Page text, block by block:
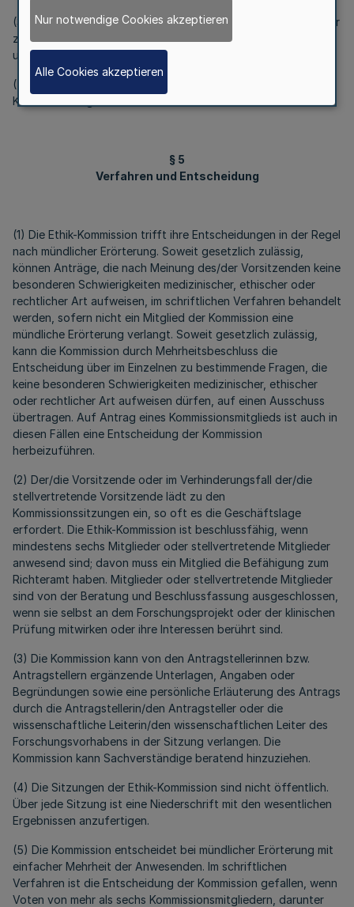
(3) Anträge können, soweit gesetzlich zulässig, geändert oder
zurückgenommen werden. Gesetzliche Vorgaben bleiben
unberührt.
(4) Das Nähere kann eine Geschäftsordnung der Ethik-
Kommission regeln.
§ 5
Verfahren und Entscheidung
(1) Die Ethik-Kommission trifft ihre Entscheidungen in der Regel
nach mündlicher Erörterung. Soweit gesetzlich zulässig,
können Anträge, die nach Meinung des/der Vorsitzenden keine
besonderen Schwierigkeiten medizinischer, ethischer oder
rechtlicher Art aufweisen, im schriftlichen Verfahren behandelt
werden, sofern nicht ein Mitglied der Kommission eine
mündliche Erörterung verlangt. Soweit gesetzlich zulässig,
kann die Kommission durch Mehrheitsbeschluss die
Entscheidung über im Einzelnen zu bestimmende Fragen, die
keine besonderen Schwierigkeiten medizinischer, ethischer
oder rechtlicher Art aufweisen dürfen, auf einen Ausschuss
übertragen. Auf Antrag eines Kommissionsmitglieds ist auch in
diesen Fällen eine Entscheidung der Kommission
herbeizuführen.
(2) Der/die Vorsitzende oder im Verhinderungsfall der/die
stellvertretende Vorsitzende lädt zu den
Kommissionssitzungen ein, so oft es die Geschäftslage
erfordert. Die Ethik-Kommission ist beschlussfähig, wenn
mindestens sechs Mitglieder oder stellvertretende Mitglieder
anwesend sind; davon muss ein Mitglied die Befähigung zum
Richteramt haben. Mitglieder oder stellvertretende Mitglieder
sind von der Beratung und Beschlussfassung ausgeschlossen,
wenn sie selbst an dem Forschungsprojekt oder der klinischen
Prüfung mitwirken oder ihre Interessen berührt sind.
(3) Die Kommission kann von den Antragstellerinnen bzw.
Antragstellern ergänzende Unterlagen, Angaben oder
Begründungen sowie eine persönliche Erläuterung des Antrags
durch die Antragstellerin/den Antragsteller oder die
wissenschaftliche Leiterin/den wissenschaftlichen Leiter des
Forschungsvorhabens in der Sitzung verlangen. Die
Kommission kann Sachverständige beratend hinzuziehen.
(4) Die Sitzungen der Ethik-Kommission sind nicht öffentlich.
Über jede Sitzung ist eine Niederschrift mit den wesentlichen
Ergebnissen anzufertigen.
(5) Die Kommission entscheidet bei mündlicher Erörterung mit
einfacher Mehrheit der Anwesenden. Im schriftlichen
Verfahren ist die Entscheidung der Kommission gefallen, wenn
Voten von mehr als sechs Kommissionsmitgliedern, darunter
Nur notwendige Cookies akzeptieren
Alle Cookies akzeptieren